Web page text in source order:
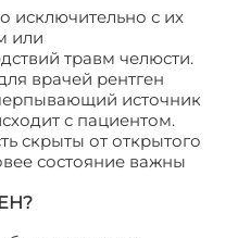
исключительно с их
или
травм челюсти.
врачей рентген
источник
с пациентом.
скрыты от открытого
состояние важны